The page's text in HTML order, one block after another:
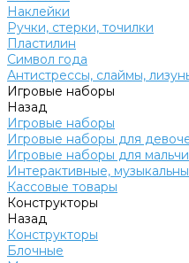
Наклейки
Ручки, стерки, точилки
Пластилин
Символ года
Антистрессы, слаймы,
Игровые наборы
Назад
Игровые наборы
Игровые наборы для
Игровые наборы для
Интерактивные,
Кассовые товары
Конструкторы
Назад
Конструкторы
Блочные